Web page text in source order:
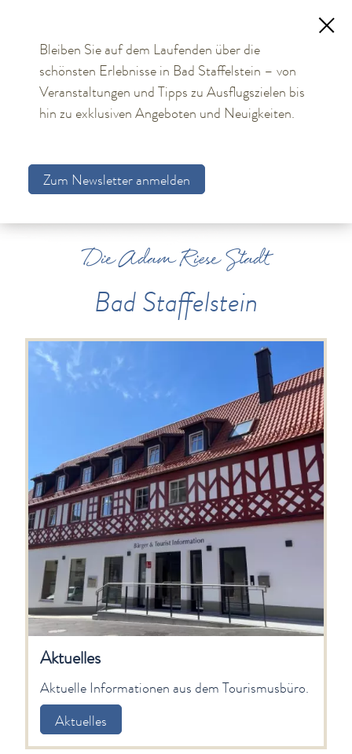
TOURISMUS
Die Adam Riese Stadt
Aktuelles
Aktuelle Informationen aus dem Tourismusbüro.
Aktuelles
Bleiben Sie auf dem Laufenden über die
schönsten Erlebnisse in Bad Staffelstein – von
Veranstaltungen und Tipps zu Ausflugszielen bis
hin zu exklusiven Angeboten und Neuigkeiten.
Zum Newsletter anmelden